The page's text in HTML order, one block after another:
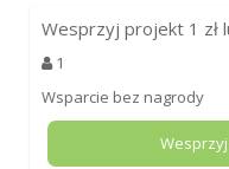
Wesprzyj projekt 1 zł
1
Wsparcie bez nagrody